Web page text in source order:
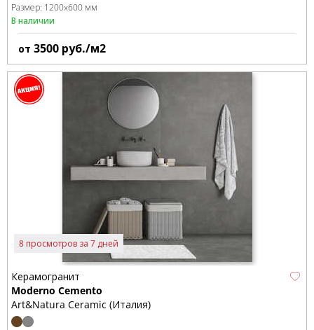
Размер: 1200x600 мм
В наличии
от 3500 руб./м2
8 просмотров за 7 дней
Керамогранит
Moderno Cemento
Art&Natura Ceramic (Италия)